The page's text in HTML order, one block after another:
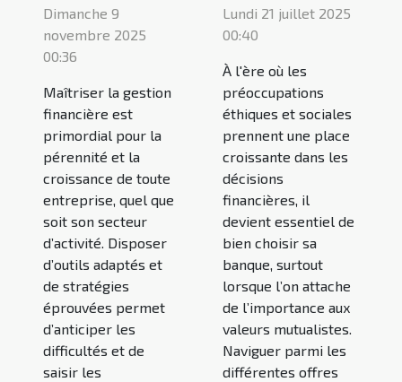
Dimanche 9
novembre 2025
00:36
Maîtriser la gestion
financière est
primordial pour la
pérennité et la
croissance de toute
entreprise, quel que
soit son secteur
d’activité. Disposer
d’outils adaptés et
de stratégies
éprouvées permet
d’anticiper les
difficultés et de
saisir les
Lundi 21 juillet 2025
00:40
À l'ère où les
préoccupations
éthiques et sociales
prennent une place
croissante dans les
décisions
financières, il
devient essentiel de
bien choisir sa
banque, surtout
lorsque l’on attache
de l’importance aux
valeurs mutualistes.
Naviguer parmi les
différentes offres